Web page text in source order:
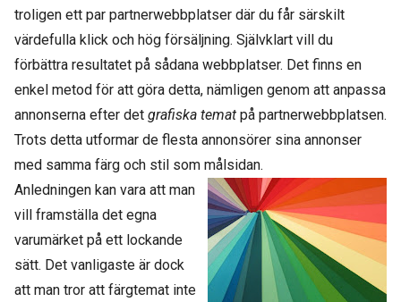
troligen ett par partnerwebbplatser där du får särskilt
värdefulla klick och hög försäljning. Självklart vill du
förbättra resultatet på sådana webbplatser. Det finns en
enkel metod för att göra detta, nämligen genom att anpassa
annonserna efter det grafiska temat på partnerwebbplatsen.
Trots detta utformar de flesta annonsörer sina annonser
med samma färg och stil som målsidan.
Anledningen kan vara att man
vill framställa det egna
varumärket på ett lockande
sätt. Det vanligaste är dock
att man tror att färgtemat inte